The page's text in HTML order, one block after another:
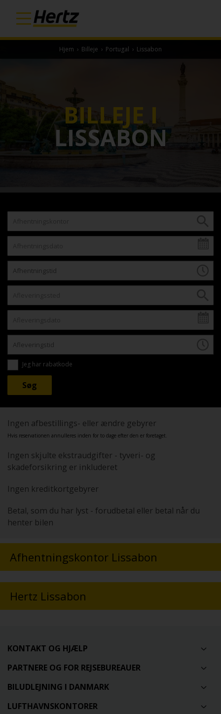
Hjem › Billeje › Portugal › Lissabon
BILLEJE I
LISSABON
Jeg har rabatkode
Ingen afbestillings- eller ændre gebyrer
Hvis reservationen annulleres inden for to dage efter den er foretaget.
Ingen skjulte ekstraudgifter - tyveri- og
skadeforsikring er inkluderet
Ingen kreditkortgebyrer
Betal, som du har lyst - forudbetal eller betal når du
henter bilen
Afhentningskontor Lissabon
Hertz Lissabon
KONTAKT OG HJÆLP
PARTNERE OG FOR REJSEBUREAUER
BILUDLEJNING I DANMARK
LUFTHAVNSKONTORER